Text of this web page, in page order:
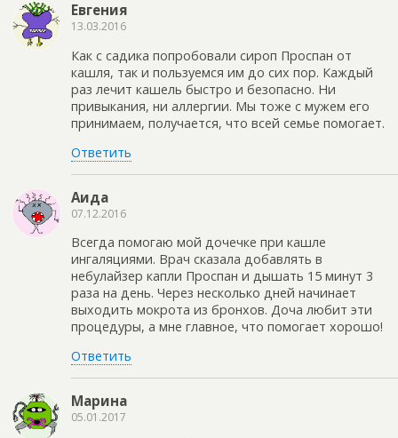
Евгения
13.03.2016
Как с садика попробовали сироп Проспан от
кашля, так и пользуемся им до сих пор. Каждый
раз лечит кашель быстро и безопасно. Ни
привыкания, ни аллергии. Мы тоже с мужем его
принимаем, получается, что всей семье помогает.
Ответить
Аида
07.12.2016
Всегда помогаю мой дочечке при кашле
ингаляциями. Врач сказала добавлять в
небулайзер капли Проспан и дышать 15 минут 3
раза на день. Через несколько дней начинает
выходить мокрота из бронхов. Доча любит эти
процедуры, а мне главное, что помогает хорошо!
Ответить
Марина
05.01.2017